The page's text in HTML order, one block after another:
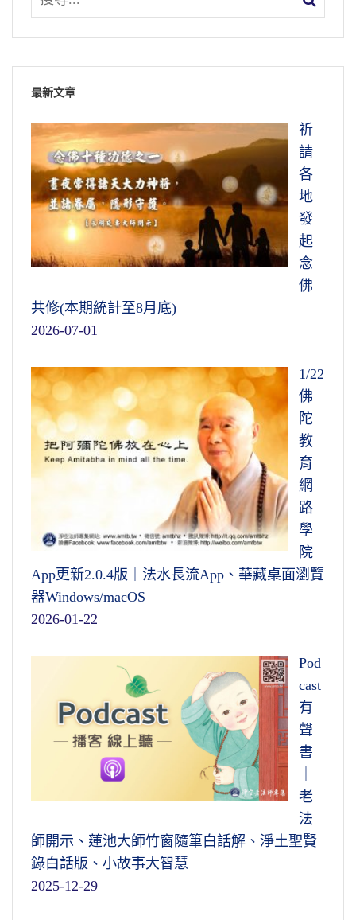
最新文章
祈
請
各
地
發
起
念
佛
共修(本期統計至8月底)
2026-07-01
1/22
佛
陀
教
育
網
路
學
院
App更新2.0.4版｜法水長流App、華藏桌面瀏覽
器Windows/macOS
2026-01-22
Pod
cast
有
聲
書
老
法
師開示、蓮池大師竹窗隨筆白話解、淨土聖賢
錄白話版、小故事大智慧
2025-12-29